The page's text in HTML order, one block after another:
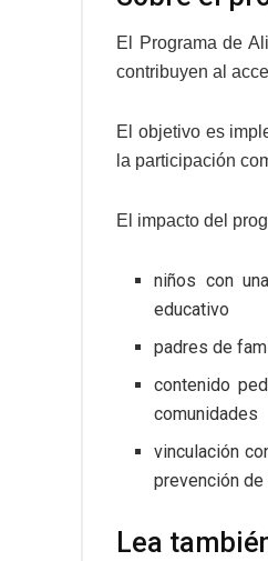
El Programa de
contribuyen al
El objetivo es
la participación
El impacto del
niños con
educativo
padres de
contenido
comunidades
vinculación
prevención
Lea